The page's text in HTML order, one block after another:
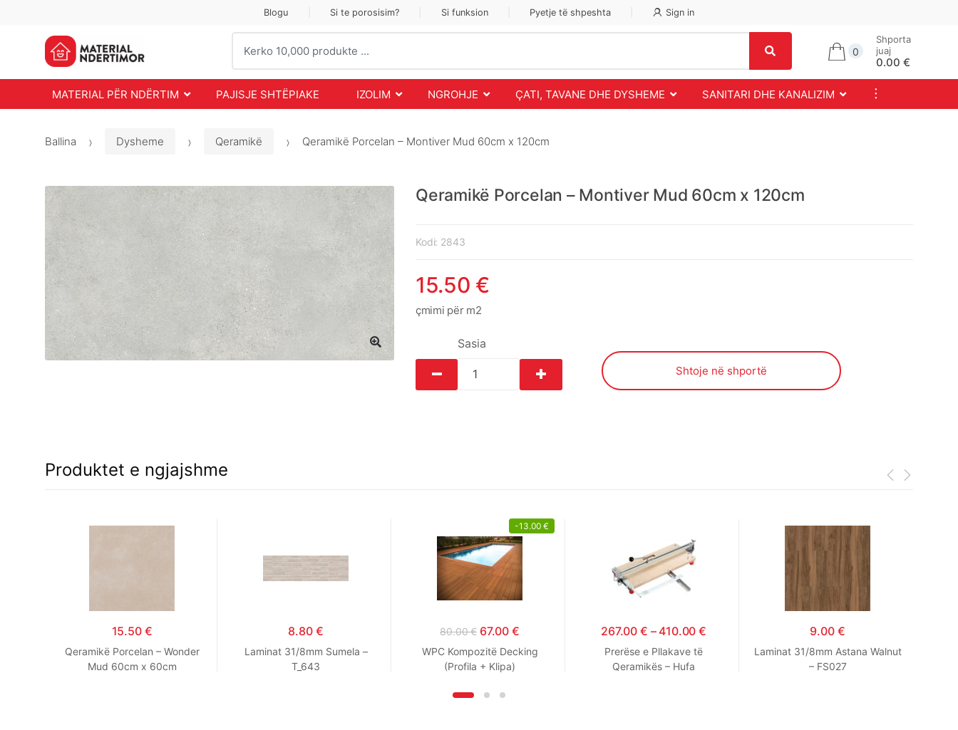
navigation
Blogu Si te porosisim? Si funksion Pyetje të shpeshta Sign in
for:
0
Shporta
juaj
0.00 €
MATERIAL PËR NDËRTIM PAJISJE SHTËPIAKE IZOLIM NGROHJE ÇATI, TAVANE DHE DYSHEME SANITARI DHE KANALIZIM ...
Ballina Dysheme Qeramikë Qeramikë Porcelan – Montiver Mud 60cm x 120cm
Qeramikë Porcelan – Montiver Mud 60cm x 120cm
Kodi: 2843
15.50 €
çmimi për m2
Sasia
Shtoje në shportë
Produktet e ngjajshme
15.50 €
Qeramikë Porcelan – Wonder
Mud 60cm x 60cm
8.80 €
Laminat 31/8mm Sumela –
T_643
-13.00 €
80.00€ 67.00 €
WPC Kompozitë Decking
(Profila + Klipa)
267.00 € –410.00€
Prerëse e Pllakave të
Qeramikës – Hufa
9.00 €
Laminat 31/8mm Astana Walnut
– FS027